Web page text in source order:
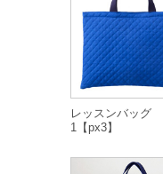
レッスンバッグ
1【px3】